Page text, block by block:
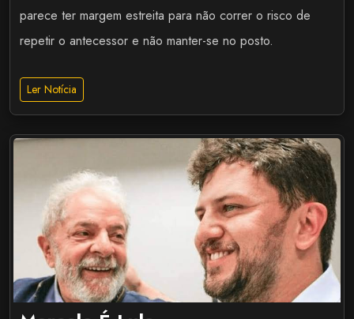
parece ter margem estreita para não correr o risco de
repetir o antecessor e não manter-se no posto.
Ler Notícia